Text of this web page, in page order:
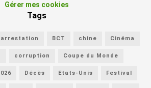
Gérer mes cookies
Tags
arrestation BCT chine Cinéma
corruption Coupe du Monde
Décès Etats-Unis Festival